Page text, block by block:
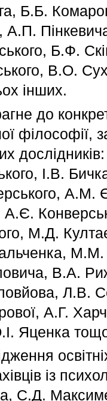
Б.Б.
А.П.
Б.Ф.
В.О.
інших.
до
філософії,
І.В.
А.М.
А.Є.
М.Д.
М.М.
В.А.
Л.В.
А.Г.
Яценка
із
С.Д.